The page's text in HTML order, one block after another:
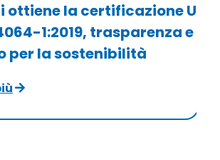
ottiene la certificazione UNI
1:2019, trasparenza e
per la sostenibilità